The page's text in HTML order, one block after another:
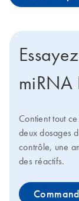
miRNA
Contient tout
deux dosages
contrôle, une
des réactifs.